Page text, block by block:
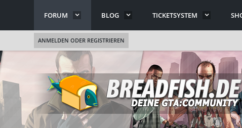
FORUM BLOG TICKETSYSTEM
ANMELDEN ODER REGISTRIEREN